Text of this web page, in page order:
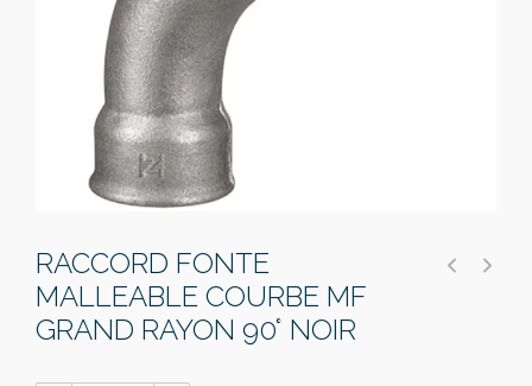
RACCORD FONTE
MALLEABLE COURBE MF
GRAND RAYON 90° NOIR